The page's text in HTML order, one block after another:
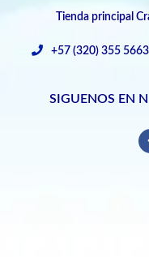
Tienda principal
+57 (320) 355
SIGUENOS EN